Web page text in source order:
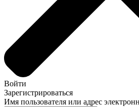
Войти
Зарегистрироваться
Имя пользователя или адрес